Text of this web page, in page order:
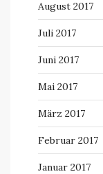
August 2017
Juli 2017
Juni 2017
Mai 2017
März 2017
Februar 2017
Januar 2017